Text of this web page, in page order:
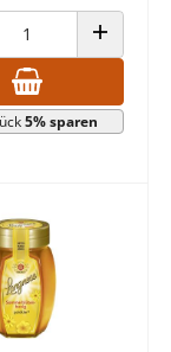
VERRINGERN ANZAHL
5% sparen